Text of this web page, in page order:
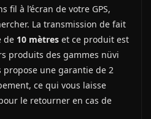
fil à l’écran de votre GPS,
La transmission de fait
de 10 mètres et ce produit est
produits des gammes nüvi
une garantie de 2
ce qui vous laisse
le retourner en cas de